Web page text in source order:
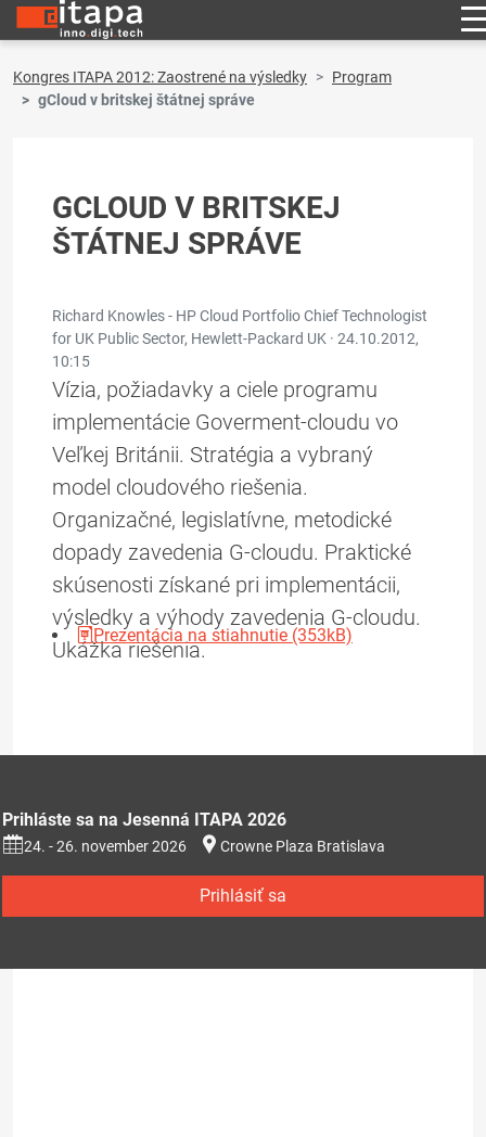
Kongres ITAPA 2012: Zaostrené na výsledky
Program
gCloud v britskej štátnej správe
GCLOUD V BRITSKEJ
ŠTÁTNEJ SPRÁVE
Richard Knowles - HP Cloud Portfolio Chief Technologist
for UK Public Sector, Hewlett-Packard UK · 24.10.2012,
10:15
Vízia, požiadavky a ciele programu
implementácie Goverment-cloudu vo
Veľkej Británii. Stratégia a vybraný
model cloudového riešenia.
Organizačné, legislatívne, metodické
dopady zavedenia G-cloudu. Praktické
skúsenosti získané pri implementácii,
výsledky a výhody zavedenia G-cloudu.
Ukážka riešenia.
Prezentácia na stiahnutie (353kB)
Prihláste sa na Jesenná ITAPA 2026
24. - 26. november 2026 Crowne Plaza Bratislava
Prihlásiť sa